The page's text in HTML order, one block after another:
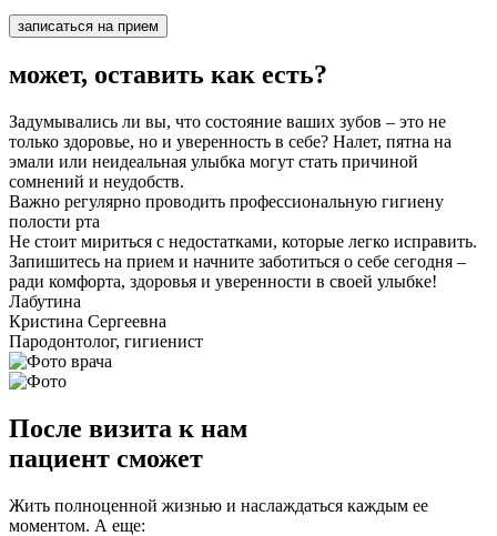
записаться на прием
может, оставить как есть?
Задумывались ли вы, что состояние ваших зубов – это не
только здоровье, но и уверенность в себе? Налет, пятна на
эмали или неидеальная улыбка могут стать причиной
сомнений и неудобств.
Важно регулярно проводить профессиональную гигиену
полости рта
Не стоит мириться с недостатками, которые легко исправить.
Запишитесь на прием и начните заботиться о себе сегодня –
ради комфорта, здоровья и уверенности в своей улыбке!
Лабутина
Кристина Сергеевна
Пародонтолог, гигиенист
После визита к нам
пациент сможет
Жить полноценной жизнью и наслаждаться каждым ее
моментом. А еще: